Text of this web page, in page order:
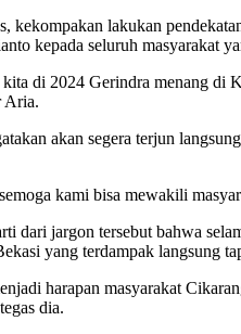
kekompakan lakukan
kepada seluruh masyarakat
di 2024 Gerindra menang
Aria.
akan segera terjun
kami bisa mewakili
dari jargon tersebut bahwa
yang terdampak langsung
harapan masyarakat
dia.